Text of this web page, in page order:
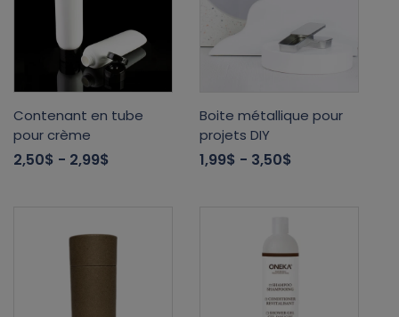
Contenant en tube
pour crème
2,50$ - 2,99$
Boite métallique pour
projets DIY
1,99$ - 3,50$